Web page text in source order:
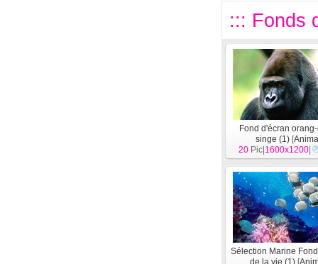
::: Fonds
Fond d'écran
singe (1) [
20 Pic| 1600x1200
Sélection Marine
de la vie (1) [